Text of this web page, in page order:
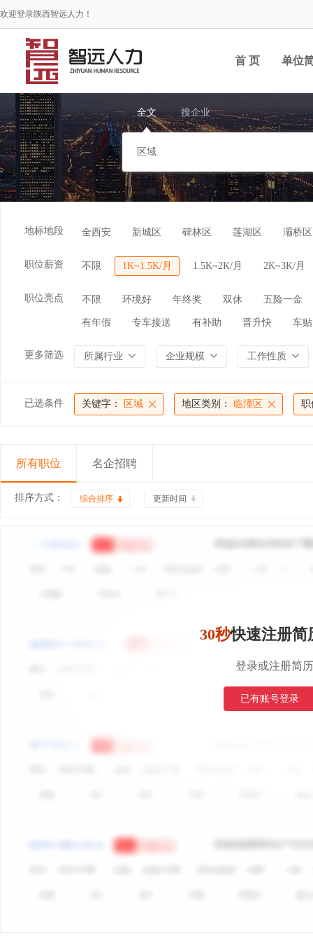
欢迎登录陕西智远人力！
首 页 单位
全文 搜企业
地标地段 全西安 新城区 碑林区 莲湖区 灞桥区
职位薪资 不限 1K~1.5K/月 1.5K~2K/月 2K~3K/月
职位亮点 不限 环境好 年终奖 双休 五险一金
有年假 专车接送 有补助 晋升快 车贴
更多筛选 所属行业 企业规模 工作性质
已选条件 关键字： 区域 地区类别： 临潼区 职
所有职位 名企招聘
排序方式： 综合排序 更新时间
30秒快速注册简
登录或注册简
已有账号登录